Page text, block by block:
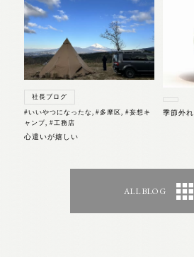
社長ブログ
#いいやつになったな ,#多摩区
#妄想キ
ャンプ ,#工務店
心遣いが嬉しい
季節外れ
ALL BLOG